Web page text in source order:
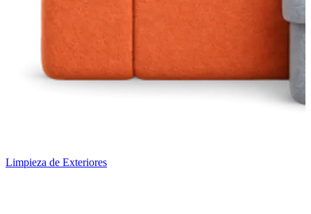
Limpieza de Exteriores